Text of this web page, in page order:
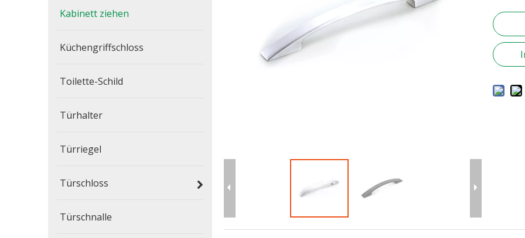
Kabinett ziehen
Küchengriffschloss
Toilette-Schild
Türhalter
Türriegel
Türschloss
Türschnalle